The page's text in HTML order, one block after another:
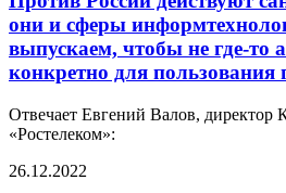
они и сферы
выпускаем, чтобы не где-то
конкретно для
Отвечает Евгений Валов,
«Ростелеком»:
26.12.2022